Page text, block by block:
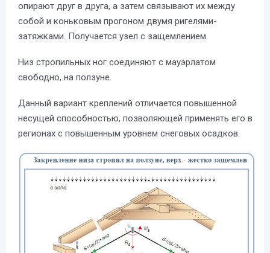
опирают друг в друга, а затем связывают их между
собой и коньковым прогоном двумя ригелями-
затяжками. Получается узел с защемлением.
Низ стропильных ног соединяют с мауэрлатом
свободно, на ползуне.
Данный вариант креплений отличается повышенной
несущей способностью, позволяющей применять его в
регионах с повышенным уровнем снеговых осадков.